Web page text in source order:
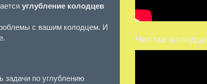
углубление колодцев
с вашим колодцем. И
задачи по углублению
Чистка колодца